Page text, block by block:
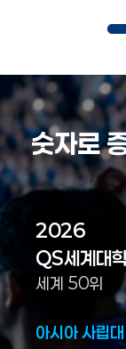
숫자로
2026
QS세계대
세계 50위
아시아 사립대